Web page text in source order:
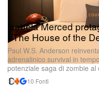
Isabela Merced
«The House of the
Paul W.S. Anderson
adrenalinico survival in
potenziale saga di zombie al
10 Fonti